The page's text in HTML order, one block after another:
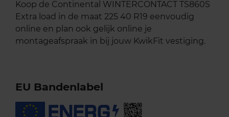
Koop de Continental WINTERCONTACT TS860S
Extra load in de maat 225 40 R19 eenvoudig
online en plan ook gelijk online je
montageafspraak in bij jouw KwikFit vestiging.
EU Bandenlabel